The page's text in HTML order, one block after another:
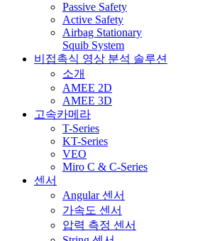
Passive Safety
Active Safety
Airbag Stationary
Squib System
비접촉식 영상 분석 솔루션
소개
AMEE 2D
AMEE 3D
고속카메라
T-Series
KT-Series
VEO
Miro C & C-Series
센서
Angular 센서
가속도 센서
압력 측정 센서